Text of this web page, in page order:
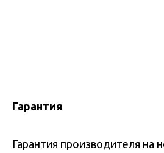
Гарантия
Гарантия производителя на